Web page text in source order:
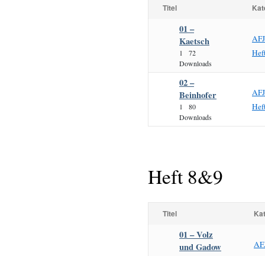
Titel
01 –
Kaetsch
1
72
Downloads
02 –
Beinhofer
1
80
Downloads
Heft 8&9
Titel
01 – Volz
und Gadow